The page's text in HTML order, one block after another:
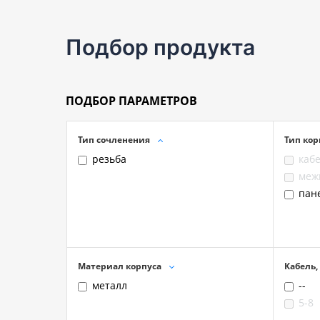
Подбор продукта
ПОДБОР ПАРАМЕТРОВ
Тип сочленения
резьба
Тип
Материал корпуса
металл
--
5-8